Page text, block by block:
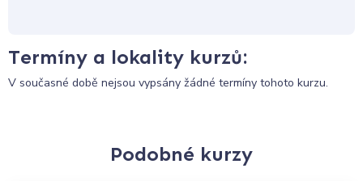
Termíny a lokality kurzů:
V současné době nejsou vypsány žádné termíny tohoto kurzu.
Podobné kurzy